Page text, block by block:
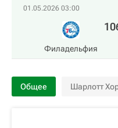
01.05.2026 03:00
Филадельфия
Общее Шарлотт